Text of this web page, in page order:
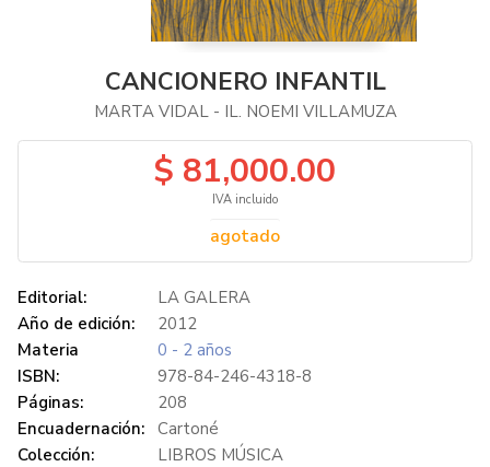
CANCIONERO INFANTIL
MARTA VIDAL - IL. NOEMI VILLAMUZA
$ 81,000.00
IVA incluido
agotado
Editorial:
LA GALERA
Año de edición:
2012
Materia
0 - 2 años
ISBN:
978-84-246-4318-8
Páginas:
208
Encuadernación: Cartoné
Colección:
LIBROS MÚSICA